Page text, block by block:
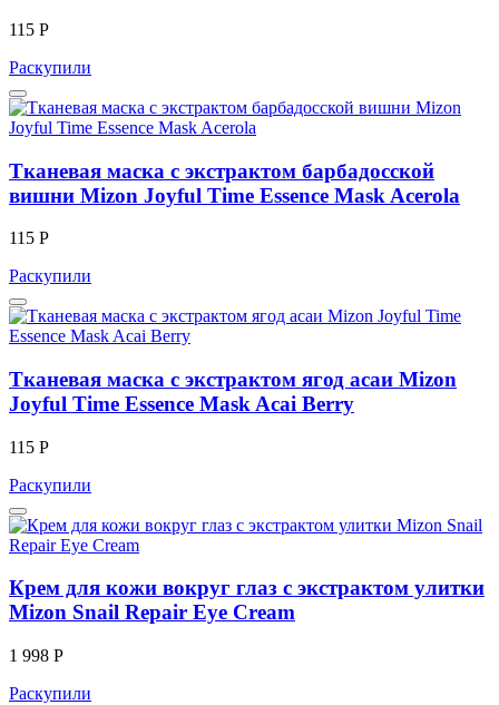
115 Р
Раскупили
Тканевая маска с экстрактом барбадосской
вишни Mizon Joyful Time Essence Mask Acerola
115 Р
Раскупили
Тканевая маска с экстрактом ягод асаи Mizon
Joyful Time Essence Mask Acai Berry
115 Р
Раскупили
Крем для кожи вокруг глаз с экстрактом улитки
Mizon Snail Repair Eye Cream
1 998 Р
Раскупили